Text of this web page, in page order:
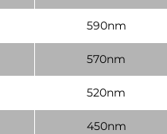
590nm
570nm
520nm
450nm